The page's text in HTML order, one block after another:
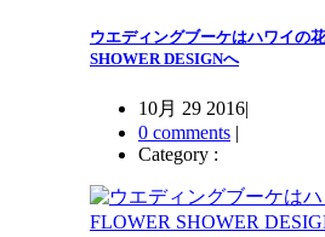
ウエディングブーケはハワイの
SHOWER DESIGNへ
10月 29 2016|
0 comments |
Category :